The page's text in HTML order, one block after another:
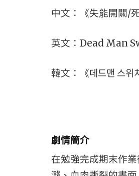
中文：《失能開關/
英文：Dead Man
韓文：《데드맨 스위
劇情簡介
在勉強完成期末作